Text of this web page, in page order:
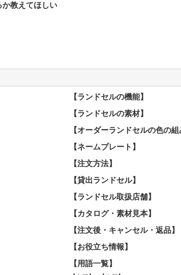
か教えてほしい
【ランドセルの機能】
【ランドセルの素材】
【オーダーランドセルの色の
【ネームプレート】
【注文方法】
【貸出ランドセル】
【ランドセル取扱店舗】
【カタログ・素材見本】
【注文後・キャンセル・返品】
【お役立ち情報】
【用語一覧】